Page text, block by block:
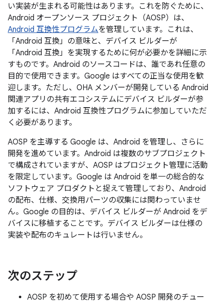
い実装が生まれる可能性はあります。これを防ぐために、
Android オープンソース プロジェクト（AOSP）は、
Android 互換性プログラムを管理しています。これは、
「Android 互換」の意味と、デバイス ビルダーが
「Android 互換」を実現するために何が必要かを詳細に示
すものです。Android のソースコードは、誰であれ任意の
目的で使用できます。Google はすべての正当な使用を歓
迎します。ただし、OHA メンバーが開発している Android
関連アプリの共有エコシステムにデバイス ビルダーが参
加するには、Android 互換性プログラムに参加していただ
く必要があります。
AOSP を主導する Google は、Android を管理し、さらに
開発を進めています。Android は複数のサブプロジェクト
で構成されていますが、AOSP はプロジェクト管理に活動
を限定しています。Google は Android を単一の総合的な
ソフトウェア プロダクトと捉えて管理しており、Android
の配布、仕様、交換用パーツの収集には関わっていませ
ん。Google の目的は、デバイス ビルダーが Android をデ
バイスに移植することです。デバイス ビルダーは仕様の
実装や配布のキュレートは行いません。
次のステップ
AOSP を初めて使用する場合や AOSP 開発のチュー